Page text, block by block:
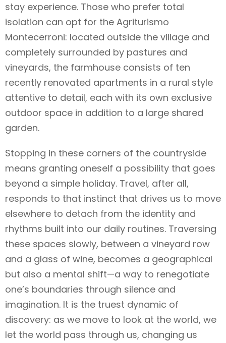
stay experience. Those who prefer total
isolation can opt for the Agriturismo
Montecerroni: located outside the village and
completely surrounded by pastures and
vineyards, the farmhouse consists of ten
recently renovated apartments in a rural style
attentive to detail, each with its own exclusive
outdoor space in addition to a large shared
garden.
Stopping in these corners of the countryside
means granting oneself a possibility that goes
beyond a simple holiday. Travel, after all,
responds to that instinct that drives us to move
elsewhere to detach from the identity and
rhythms built into our daily routines. Traversing
these spaces slowly, between a vineyard row
and a glass of wine, becomes a geographical
but also a mental shift—a way to renegotiate
one’s boundaries through silence and
imagination. It is the truest dynamic of
discovery: as we move to look at the world, we
let the world pass through us, changing us